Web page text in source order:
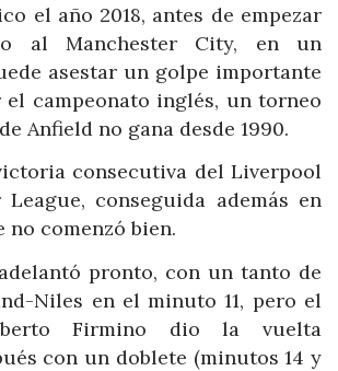
el año 2018, antes de empezar
al Manchester City, en un
asestar un golpe importante
campeonato inglés, un torneo
Anfield no gana desde 1990.
consecutiva del Liverpool
conseguida además en
comenzó bien.
pronto, con un tanto de
Niles en el minuto 11, pero el
Firmino dio la vuelta
con un doblete (minutos 14 y